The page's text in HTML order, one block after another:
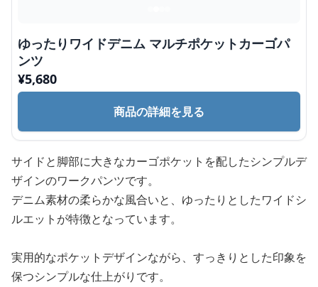
ゆったりワイドデニム マルチポケットカーゴパ
ンツ
¥5,680
商品の詳細を見る
サイドと脚部に大きなカーゴポケットを配したシンプルデ
ザインのワークパンツです。
デニム素材の柔らかな風合いと、ゆったりとしたワイドシ
ルエットが特徴となっています。
実用的なポケットデザインながら、すっきりとした印象を
保つシンプルな仕上がりです。